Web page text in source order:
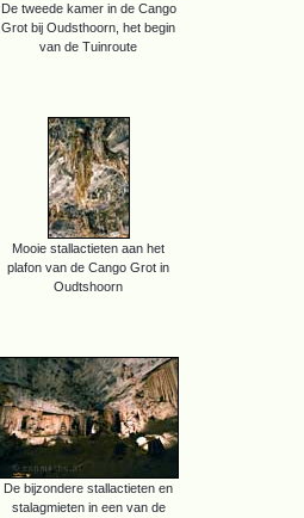
De tweede kamer in de Cango
Grot bij Oudsthoorn, het begin
van de Tuinroute
Mooie stallactieten aan het
plafon van de Cango Grot in
Oudtshoorn
De bijzondere stallactieten en
stalagmieten in een van de